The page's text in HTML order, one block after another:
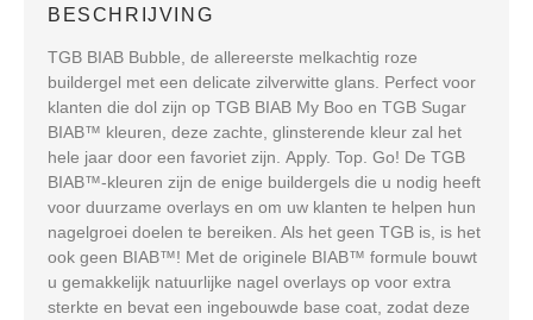
BESCHRIJVING
TGB BIAB Bubble, de allereerste melkachtig roze
buildergel met een delicate zilverwitte glans. Perfect voor
klanten die dol zijn op TGB BIAB My Boo en TGB Sugar
BIAB™ kleuren, deze zachte, glinsterende kleur zal het
hele jaar door een favoriet zijn. Apply. Top. Go! De TGB
BIAB™-kleuren zijn de enige buildergels die u nodig heeft
voor duurzame overlays en om uw klanten te helpen hun
nagelgroei doelen te bereiken. Als het geen TGB is, is het
ook geen BIAB™! Met de originele BIAB™ formule bouwt
u gemakkelijk natuurlijke nagel overlays op voor extra
sterkte en bevat een ingebouwde base coat, zodat deze